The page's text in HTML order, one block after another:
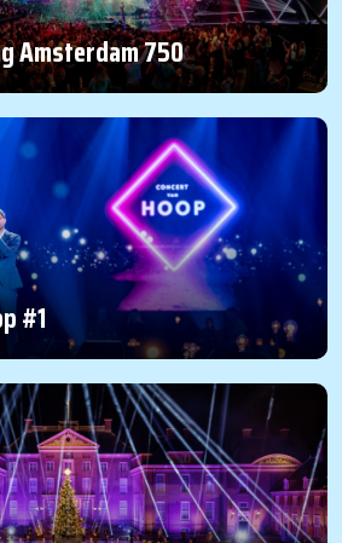
Amsterdam 750
#1